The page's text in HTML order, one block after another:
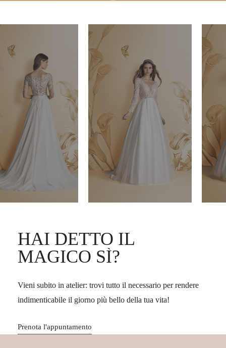
HAI DETTO IL
MAGICO SÌ?
Vieni subito in atelier: trovi tutto il necessario per rendere
indimenticabile il giorno più bello della tua vita!
Prenota l'appuntamento